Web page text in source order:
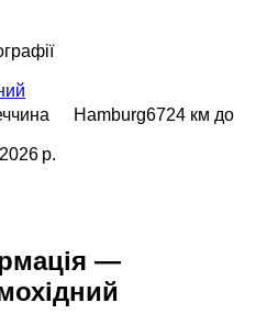
Hamburg6724 км до
р.
—